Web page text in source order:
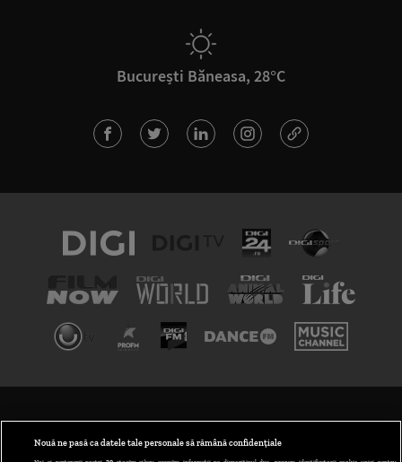
București Băneasa, 28°C
Nouă ne pasă ca datele tale personale să rămână confidențiale